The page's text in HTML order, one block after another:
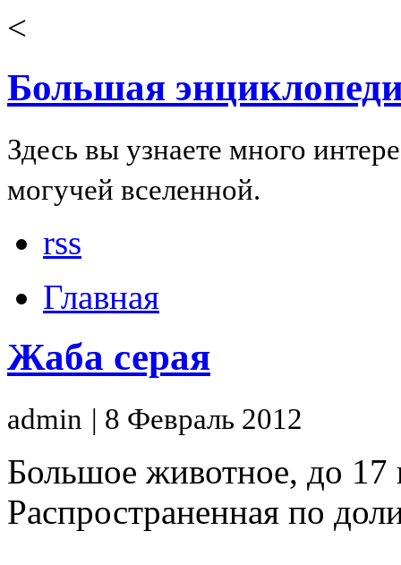
<
Большая
Здесь вы узнаете много
могучей вселенной.
rss
Главная
Жаба серая
admin | 8 Февраль 2012
Большое животное, до
Распространенная по